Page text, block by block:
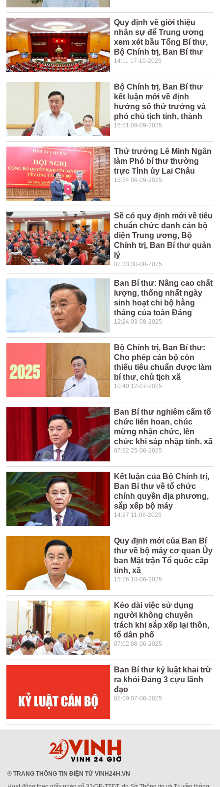
Quy định về giới thiệu
nhân sự để Trung ương
xem xét bầu Tổng Bí thư,
Bộ Chính trị, Ban Bí thư
14:11 17-10-2025
Bộ Chính trị, Ban Bí thư
kết luận mới về định
hướng số thứ trưởng và
phó chủ tịch tỉnh, thành
16:51 09-09-2025
Thứ trưởng Lê Minh Ngân
làm Phó bí thư thường
trực Tỉnh ủy Lai Châu
15:34 06-09-2025
Sẽ có quy định mới về tiêu
chuẩn chức danh cán bộ
diện Trung ương, Bộ
Chính trị, Ban Bí thư quản
lý
07:33 30-08-2025
Ban Bí thư: Nâng cao chất
lượng, thống nhất ngày
sinh hoạt chi bộ hằng
tháng của toàn Đảng
12:24 03-08-2025
Bộ Chính trị, Ban Bí thư:
Cho phép cán bộ còn
thiếu tiêu chuẩn được làm
bí thư, chủ tịch xã
10:40 12-07-2025
Ban Bí thư nghiêm cấm tổ
chức liên hoan, chúc
mừng nhận chức, lên
chức khi sáp nhập tỉnh, xã
07:32 25-06-2025
Kết luận của Bộ Chính trị,
Ban Bí thư về tổ chức
chính quyền địa phương,
sắp xếp bộ máy
14:27 11-06-2025
Quy định mới của Ban Bí
thư về bộ máy cơ quan Ủy
ban Mặt trận Tổ quốc cấp
tỉnh, xã
15:26 10-06-2025
Kéo dài việc sử dụng
người không chuyên
trách khi sắp xếp lại thôn,
tổ dân phố
07:02 08-06-2025
Ban Bí thư kỷ luật khai trừ
ra khỏi Đảng 3 cựu lãnh
đạo
08:09 07-06-2025
® TRANG THÔNG TIN ĐIỆN TỬ VINH24H.VN